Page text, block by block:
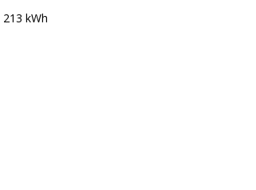
213 kWh